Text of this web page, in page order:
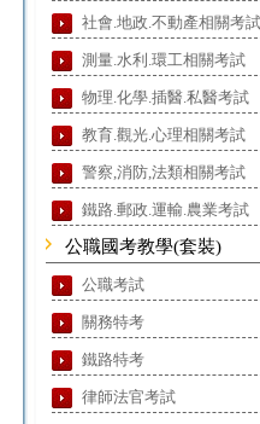
社會.地政.不動產相關考試
測量.水利.環工相關考試
物理.化學.插醫.私醫考試
教育.觀光.心理相關考試
警察,消防,法類相關考試
鐵路.郵政.運輸.農業考試
公職國考教學(套裝)
公職考試
關務特考
鐵路特考
律師法官考試